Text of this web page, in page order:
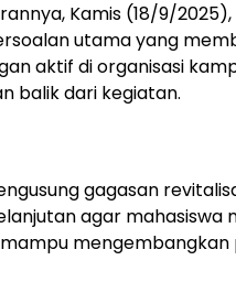
Kamis (18/9/2025),
utama yang
aktif di organisasi
balik dari kegiatan.
gagasan
agar mahasiswa
mengembangkan